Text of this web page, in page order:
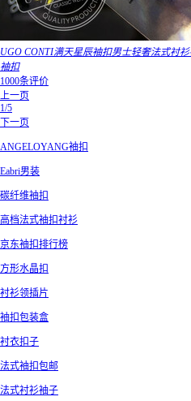
UGO CONTI满天星辰袖扣男士轻奢法式衬
袖扣
1000条评价
上一页
1/5
下一页
ANGELOYANG袖扣
Eabri男装
碳纤维袖扣
高档法式袖扣衬衫
京东袖扣排行榜
方形水晶扣
衬衫领插片
袖扣包装盒
衬衣扣子
法式袖扣包邮
法式衬衫袖子